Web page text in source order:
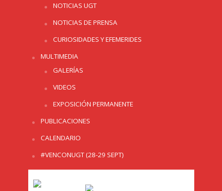
NOTICIAS UGT
NOTICIAS DE PRENSA
CURIOSIDADES Y EFEMERIDES
MULTIMEDIA
GALERÍAS
VIDEOS
EXPOSICIÓN PERMANENTE
PUBLICACIONES
CALENDARIO
#VENCONUGT (28-29 SEPT)